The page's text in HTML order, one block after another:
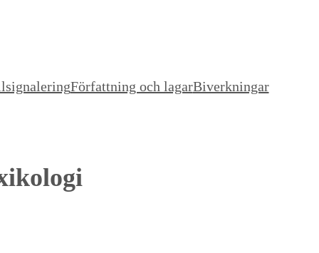
Författning och lagarBiverkningar